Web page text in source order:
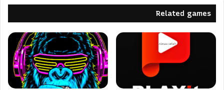
Related games